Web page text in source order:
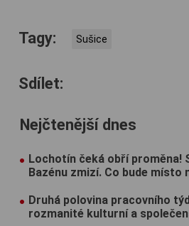
Tagy: Sušice
Sdílet:
Nejčtenější dnes
Lochotín čeká obří proměna!
Bazénu zmizí. Co bude místo
Druhá polovina pracovního
rozmanité kulturní a